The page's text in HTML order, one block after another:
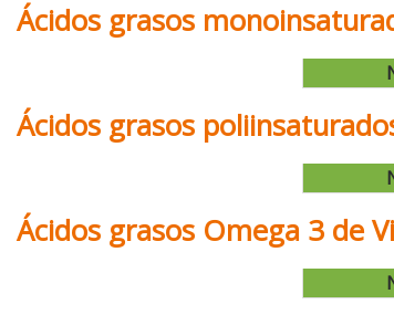
Ácidos grasos
Ácidos grasos
Ácidos grasos Omega 3 de